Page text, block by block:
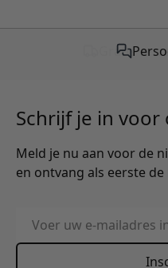
Gratis
Schrijf je in
Meld je nu aan voor de
en ontvang als eerste
E-mailadres